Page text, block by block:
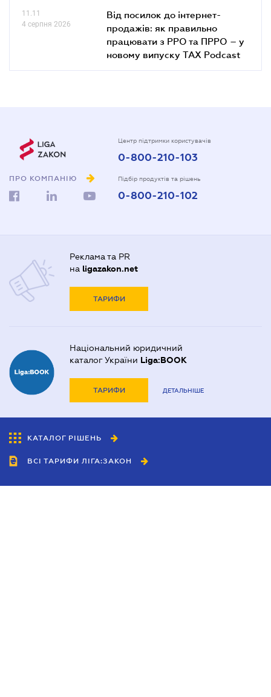
11.11
4 серпня 2026
Від посилок до інтернет-
продажів: як правильно
працювати з РРО та ПРРО – у
новому випуску TAX Podcast
ПРО КОМПАНІЮ
Центр підтримки користувачів
0-800-210-103
Підбір продуктів та рішень
0-800-210-102
Реклама та PR
на ligazakon.net
ТАРИФИ
Національний юридичний
каталог України Liga:BOOK
ТАРИФИ ДЕТАЛЬНІШЕ
КАТАЛОГ РІШЕНЬ
ВСІ ТАРИФИ ЛІГА:ЗАКОН